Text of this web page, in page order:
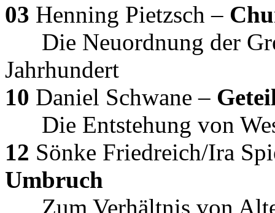
03 Henning Pietzsch –
Die Neuordnung der
Jahrhundert
10 Daniel Schwane –
Die Entstehung von
12 Sönke Friedreich/Ira
Umbruch
Zum Verhältnis von